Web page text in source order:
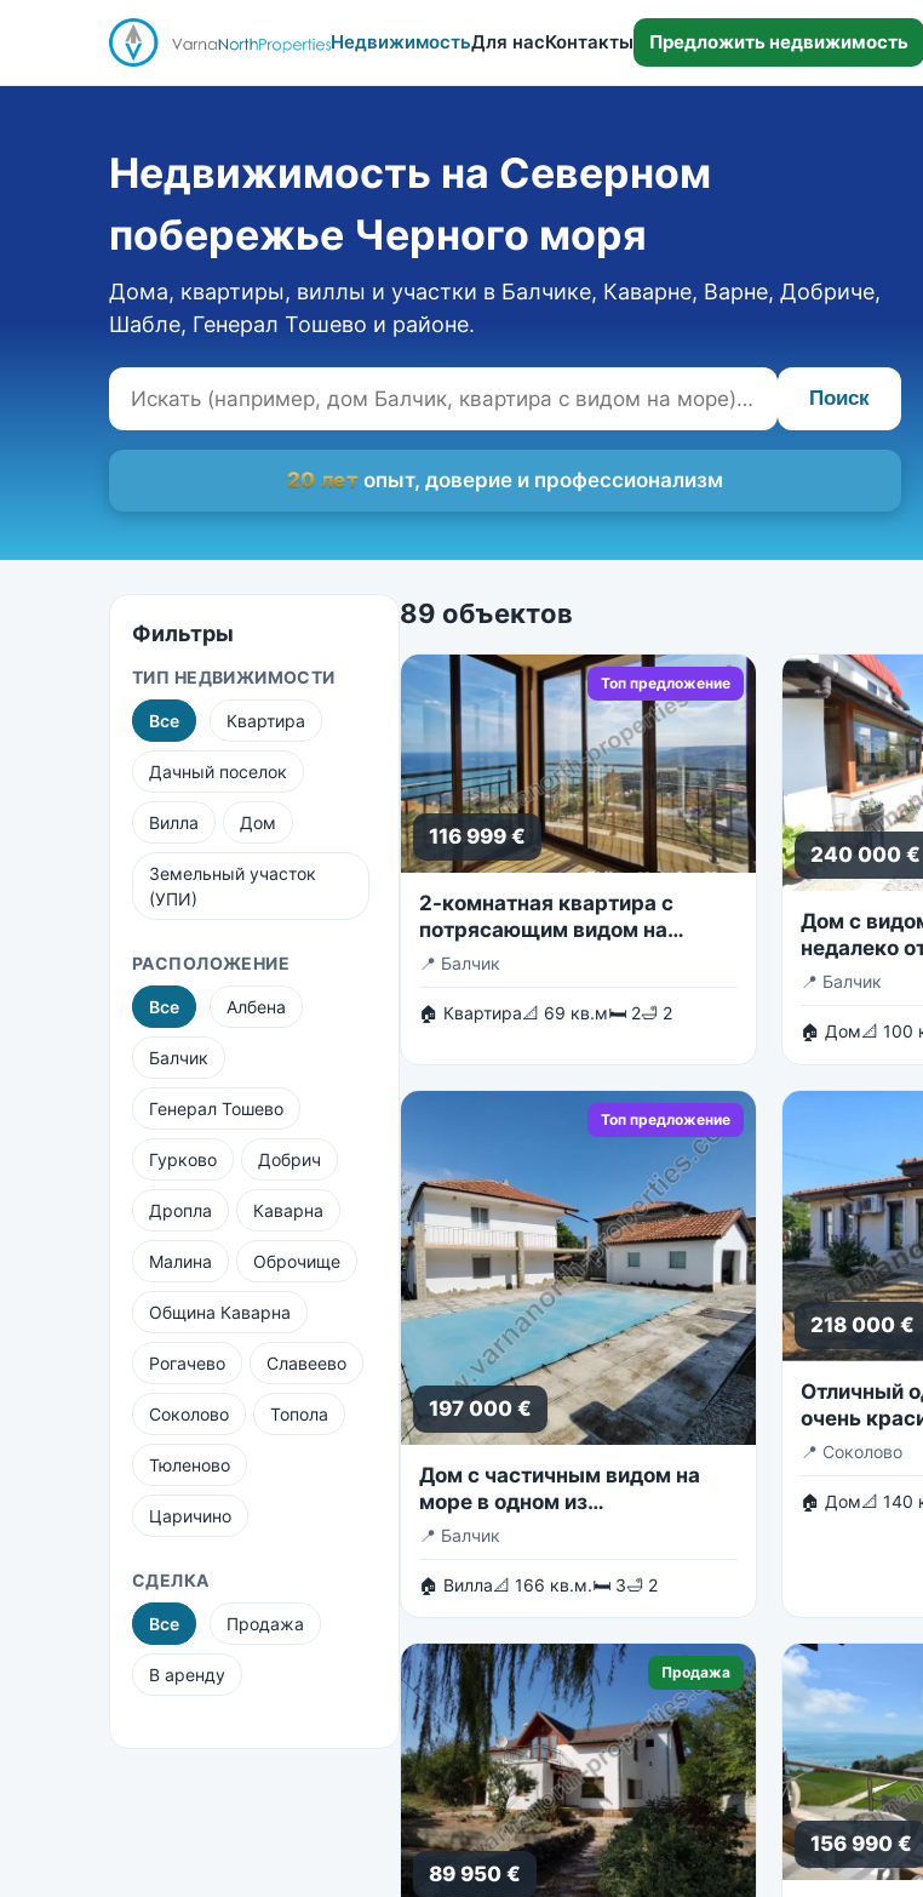
НедвижимостьДля насКонтакты Предложить недвижимость
Недвижимость на Северном
побережье Черного моря
Дома, квартиры, виллы и участки в Балчике, Каварне, Варне, Добриче,
Шабле, Генерал Тошево и районе.
Поиск
20 лет опыт, доверие и профессионализм
Фильтры
ТИП НЕДВИЖИМОСТИ
Все Квартира
Дачный поселок
Вилла Дом
Земельный участок
(УПИ)
РАСПОЛОЖЕНИЕ
Все Албена
Балчик
Генерал Тошево
Гурково Добрич
Дропла Каварна
Малина Оброчище
Община Каварна
Рогачево Славеево
Соколово Топола
Тюленово
Царичино
СДЕЛКА
Все Продажа
В аренду
89 объектов
Топ предложение
116 999 €
2-комнатная квартира с
потрясающим видом на
бескрайнее море
📍 Балчик
🏠 Квартира📐 69 кв.м🛏 2🛁 2
240 000 €
Дом с
недалеко
📍 Балчик
🏠 Дом📐 100
Топ предложение
197 000 €
Дом с частичным видом на
море в одном из
близлежащих дачных
массивов в Балчике
📍 Балчик
🏠 Вилла📐 166 кв.м.🛏 3🛁 2
218 000 €
Отличный
очень
деревне.
📍 Соколово
🏠 Дом📐 140
Продажа
89 950 €
156 990 €